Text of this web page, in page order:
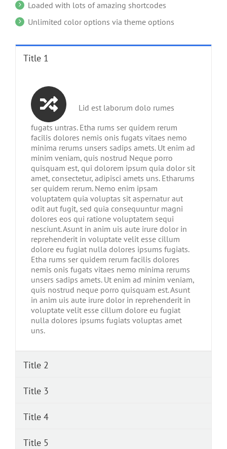
Loaded with lots of amazing shortcodes
Unlimited color options via theme options
Title 1
Lid est laborum dolo rumes
fugats untras. Etha rums ser quidem rerum
facilis dolores nemis onis fugats vitaes nemo
minima rerums unsers sadips amets. Ut enim ad
minim veniam, quis nostrud Neque porro
quisquam est, qui dolorem ipsum quia dolor sit
amet, consectetur, adipisci amets uns. Etharums
ser quidem rerum. Nemo enim ipsam
voluptatem quia voluptas sit aspernatur aut
odit aut fugit, sed quia consequuntur magni
dolores eos qui ratione voluptatem sequi
nesciunt. Asunt in anim uis aute irure dolor in
reprehenderit in voluptate velit esse cillum
dolore eu fugiat nulla dolores ipsums fugiats.
Etha rums ser quidem rerum facilis dolores
nemis onis fugats vitaes nemo minima rerums
unsers sadips amets. Ut enim ad minim veniam,
quis nostrud neque porro quisquam est. Asunt
in anim uis aute irure dolor in reprehenderit in
voluptate velit esse cillum dolore eu fugiat
nulla dolores ipsums fugiats voluptas amet
uns.
Title 2
Title 3
Title 4
Title 5